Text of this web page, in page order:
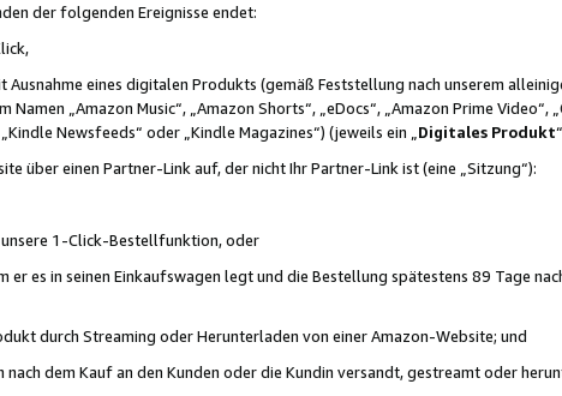
der folgenden Ereignisse endet:
eines digitalen Produkts (gemäß Feststellung nach unserem
„Amazon Music“, „Amazon Shorts“, „eDocs“, „Amazon Prime Video“,
Newsfeeds“ oder „Kindle Magazines“) (jeweils ein „ Digitales Produkt
über einen Partner-Link auf, der nicht Ihr Partner-Link ist (eine „Sitzung“):
1-Click-Bestellfunktion, oder
es in seinen Einkaufswagen legt und die Bestellung spätestens 89 Tage
durch Streaming oder Herunterladen von einer Amazon-Website; und
dem Kauf an den Kunden oder die Kundin versandt, gestreamt oder